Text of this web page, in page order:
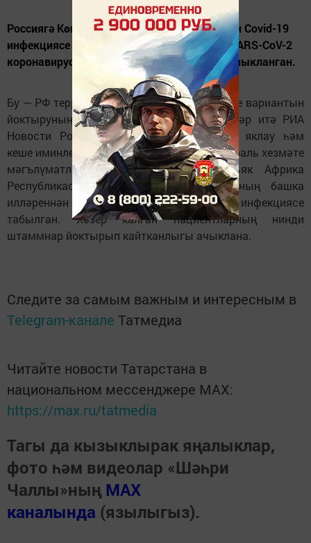
Россиягә Көньяк Африка Республикасыннан Covid-19
инфекциясе белән кайткан ике пациентта SARS-CoV-2
коронавирусының яңа омикрон-штаммы ачыкланган.
Бу — РФ территориясендә патогенның әлеге вариантын
йоктыруның беренче очраклары, дип хәбәр итә РИА
Новости Россия. Кулланучы хокукларын яклау һәм
кеше иминлеге өлкәсендә күзәтчелек федераль хезмәте
мәгълүматлары буенча, барлыгы Көньяк Африка
Республикасыннан һәм Көньяк Африканың башка
илләреннән кайткан ун туристта Covid-19 инфекциясе
табылган. Хәзер калган пациентларның нинди
штаммнар йоктырып кайтканлыгы ачыклана.
Следите за самым важным и интересным в
Telegram-канале Татмедиа
Читайте новости Татарстана в
национальном мессенджере MАХ:
https://max.ru/tatmedia
Тагы да кызыклырак яңалыклар,
фото һәм видеолар «Шәһри
Чаллы»ның MAX
каналында (язылыгыз).